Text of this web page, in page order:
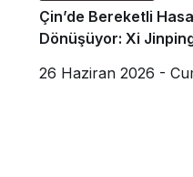
Çin’de Bereketli
Dönüşüyor: Xi
26 Haziran 2026 -